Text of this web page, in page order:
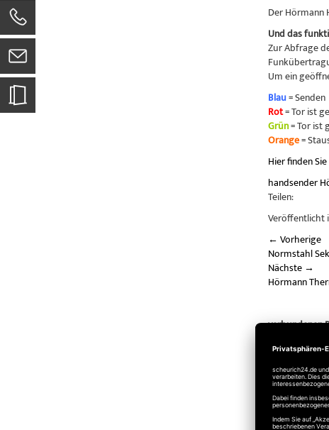
Der Hörmann
Und das
Zur Abfrage
Um ein
Blau= Senden
Rot= Tor ist
Grün= Tor ist
Orange=
Hier finden
handsender
Teilen:
Veröffentlicht
← Vorherige
Normstahl
Nächste →
Hörmann
verbundenen